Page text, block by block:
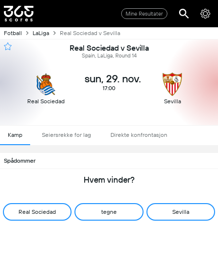
Mine Resultater
Fotball LaLiga Real Sociedad v Sevilla
Real Sociedad v Sevilla
Spain, LaLiga, Round 14
Real Sociedad
sun, 29. nov.
17:00
Sevilla
Kamp Seiersrekke for lag Direkte konfrontasjon
Spådommer
Hvem vinder?
Real Sociedad tegne Sevilla